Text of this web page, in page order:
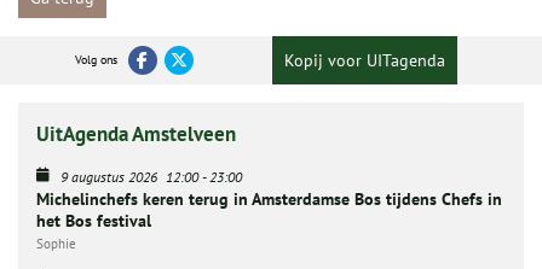
Volg ons Kopij voor UITagenda
UitAgenda Amstelveen
9 augustus 2026 12:00-23:00
Michelinchefs keren terug in Amsterdamse Bos tijdens Chefs in
het Bos festival
Sophie